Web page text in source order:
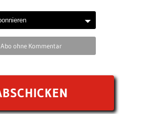
Abo ohne Kommentar